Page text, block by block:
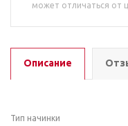
может отличаться от
Описание
Тип начинки